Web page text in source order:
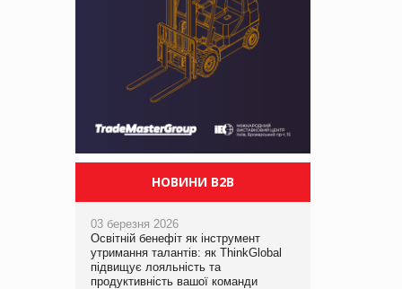
НОВИНИ B2B
03 березня 2026
Освітній бенефіт як інструмент
утримання талантів: як ThinkGlobal
підвищує лояльність та
продуктивність вашої команди